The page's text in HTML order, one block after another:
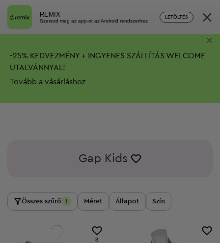
REMIX
Szerezd meg az app-ot az Android rendszerhez
LETÖLTÉS ×
-25% KEDVEZMÉNY + INGYENES SZÁLLÍTÁS WELCOME
UTALVÁNNYAL!
Tovább a vásárláshoz
×
Gap Kids
Összes szűrő 1 Méret Állapot Szín
8